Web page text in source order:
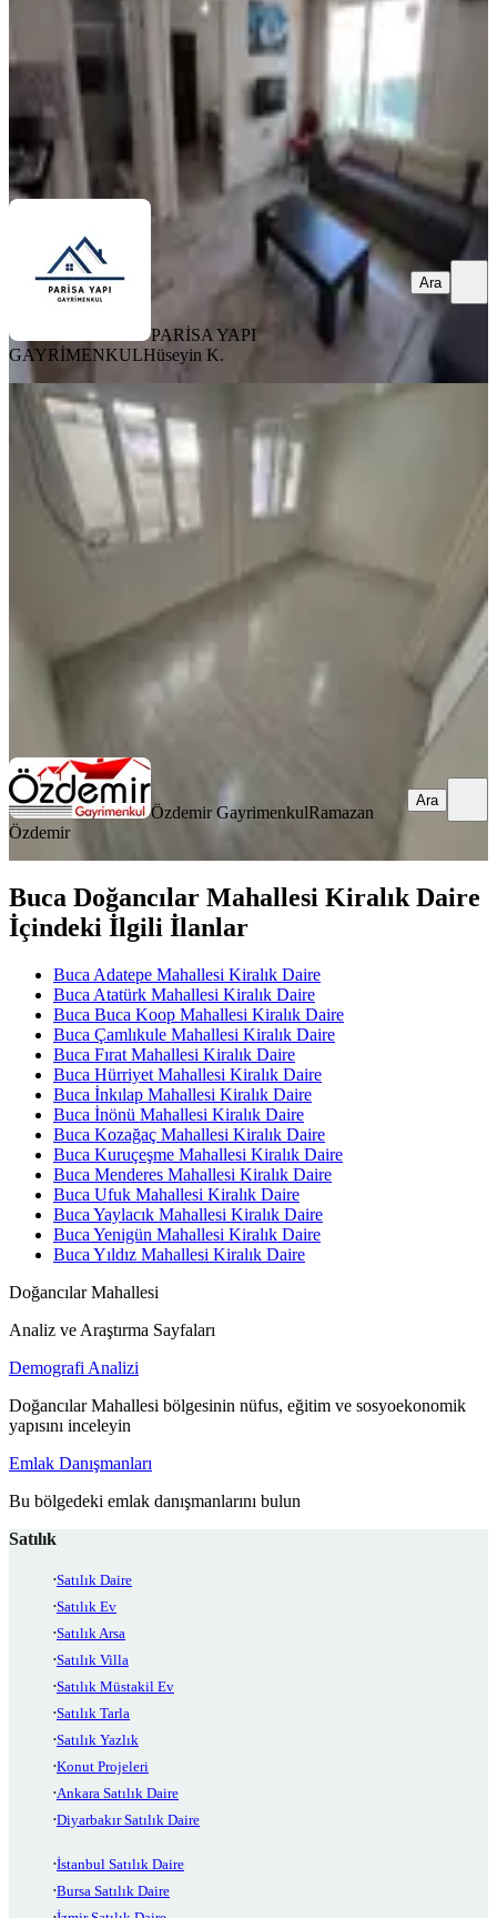
22.000 ₺
PARİSA YAPI GAYRİMENKULHüseyin K.
Ara
PARİSA YAPI
GAYRİMENKULHüseyin K.
Ara
YENİ
Buca Barış Mahallesi Vergidairesi,ilçe
Emniyet Üst Sokağı,ecevitparkı
Yanı/zemin 2+0(2 Oda Mutfak)
Buca, Barış Mahallesi
2+0
Özdemir GayrimenkulRamazan
Özdemir
Ara
Buca Doğancılar Mahallesi Kiralık Daire
İçindeki İlgili İlanlar
Buca Adatepe Mahallesi Kiralık Daire
Buca Atatürk Mahallesi Kiralık Daire
Buca Buca Koop Mahallesi Kiralık Daire
Buca Çamlıkule Mahallesi Kiralık Daire
Buca Fırat Mahallesi Kiralık Daire
Buca Hürriyet Mahallesi Kiralık Daire
Buca İnkılap Mahallesi Kiralık Daire
Buca İnönü Mahallesi Kiralık Daire
Buca Kozağaç Mahallesi Kiralık Daire
Buca Kuruçeşme Mahallesi Kiralık Daire
Buca Menderes Mahallesi Kiralık Daire
Buca Ufuk Mahallesi Kiralık Daire
Buca Yaylacık Mahallesi Kiralık Daire
Buca Yenigün Mahallesi Kiralık Daire
Buca Yıldız Mahallesi Kiralık Daire
Doğancılar Mahallesi
Analiz ve Araştırma Sayfaları
Demografi Analizi
Doğancılar Mahallesi bölgesinin nüfus, eğitim ve sosyoekonomik
yapısını inceleyin
Emlak Danışmanları
Bu bölgedeki emlak danışmanlarını bulun
Satılık
Satılık Daire
Satılık Ev
Satılık Arsa
Satılık Villa
Satılık Müstakil Ev
Satılık Tarla
Satılık Yazlık
Konut Projeleri
Ankara Satılık Daire
Diyarbakır Satılık Daire
İstanbul Satılık Daire
Bursa Satılık Daire